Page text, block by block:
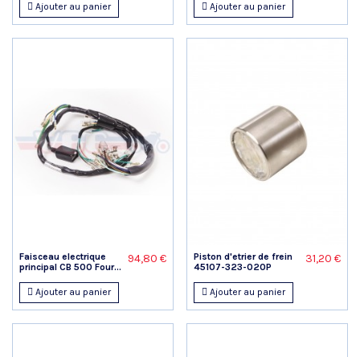
Ajouter au panier Ajouter au panier
Faisceau electrique
principal CB 500 Four...
94,80 €
Ajouter au panier
Piston d'etrier de frein
45107-323-020P
31,20 €
Ajouter au panier